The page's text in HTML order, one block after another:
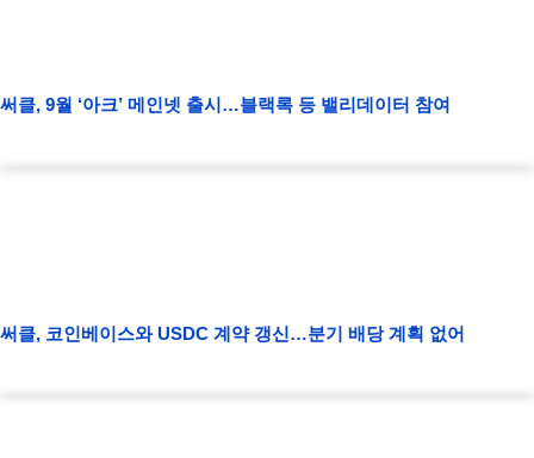
써클, 9월 ‘아크’ 메인넷 출시…블랙록 등 밸리데이터 참여
써클, 코인베이스와 USDC 계약 갱신…분기 배당 계획 없어